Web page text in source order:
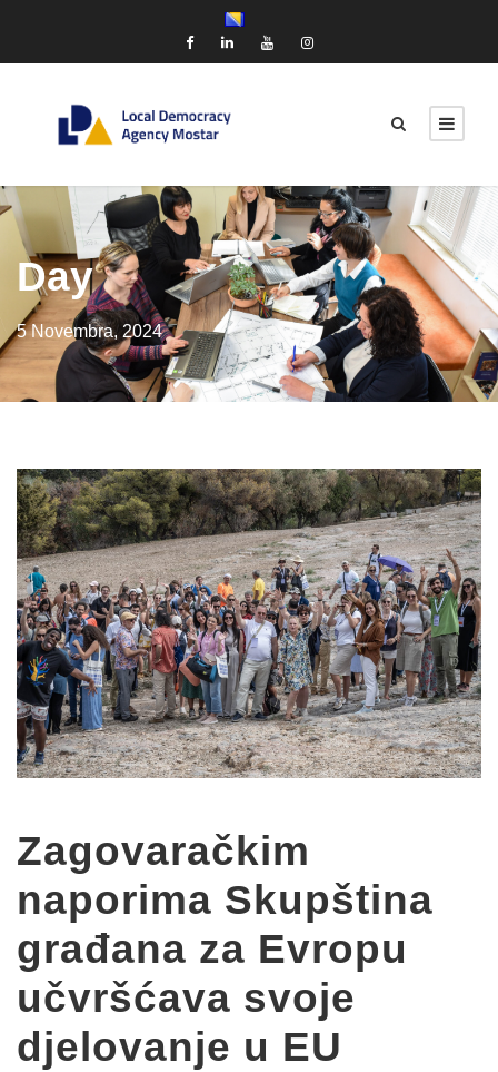
Day
5 Novembra, 2024
Zagovaračkim
naporima Skupština
građana za Evropu
učvršćava svoje
djelovanje u EU